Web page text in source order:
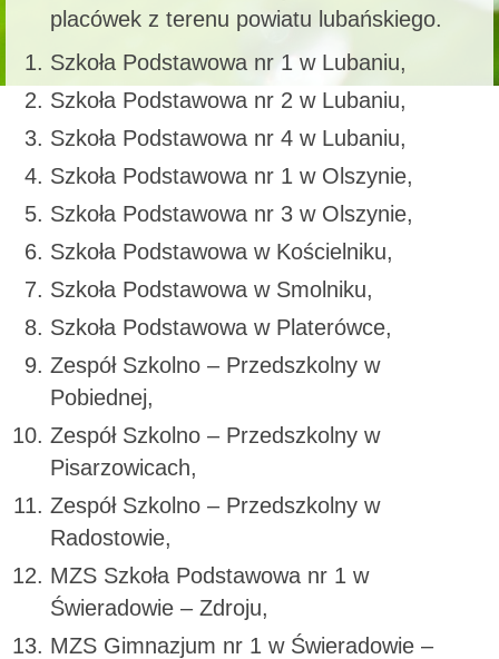
placówek z terenu powiatu lubańskiego.
Szkoła Podstawowa nr 1 w Lubaniu,
Szkoła Podstawowa nr 2 w Lubaniu,
Szkoła Podstawowa nr 4 w Lubaniu,
Szkoła Podstawowa nr 1 w Olszynie,
Szkoła Podstawowa nr 3 w Olszynie,
Szkoła Podstawowa w Kościelniku,
Szkoła Podstawowa w Smolniku,
Szkoła Podstawowa w Platerówce,
Zespół Szkolno – Przedszkolny w
Pobiednej,
Zespół Szkolno – Przedszkolny w
Pisarzowicach,
Zespół Szkolno – Przedszkolny w
Radostowie,
MZS Szkoła Podstawowa nr 1 w
Świeradowie – Zdroju,
MZS Gimnazjum nr 1 w Świeradowie –